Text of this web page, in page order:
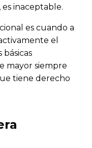
inaceptable.
es cuando a
el
básicas
mayor siempre
tiene derecho